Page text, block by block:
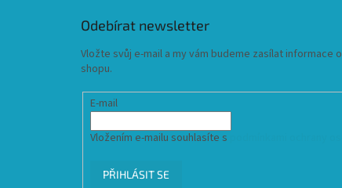
Odebírat newsletter
Vložte svůj e-mail a my vám budeme zasílat informace
shopu.
E-mail
Vložením e-mailu souhlasíte s
PŘIHLÁSIT SE